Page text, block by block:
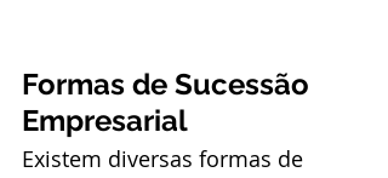
Formas de Sucessão
Empresarial
Existem diversas formas de